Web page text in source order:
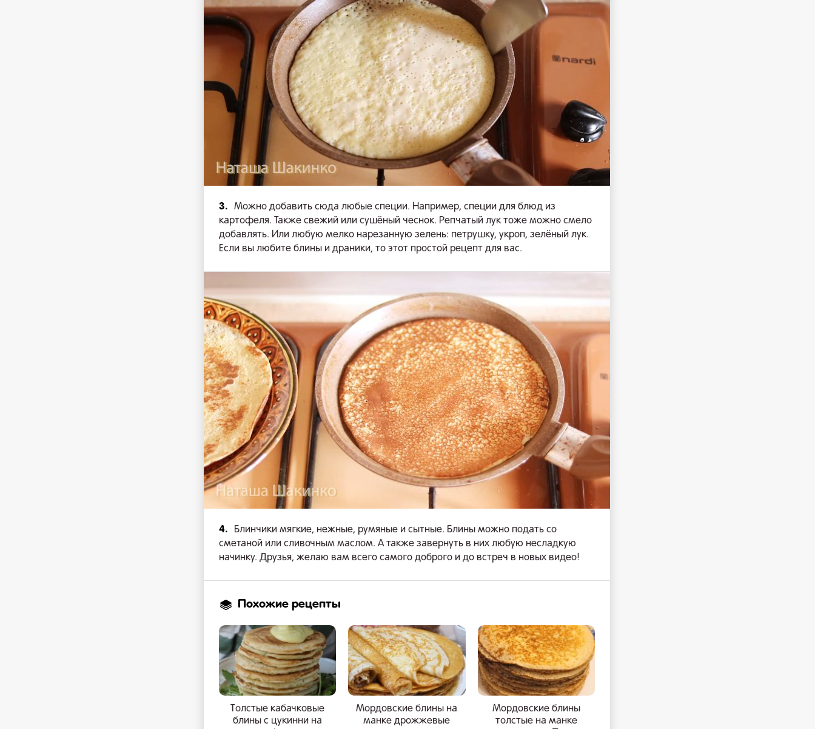
3.
Можно добавить сюда любые специи. Например, специи для блюд из
картофеля. Также свежий или сушёный чеснок. Репчатый лук тоже можно смело
добавлять. Или любую мелко нарезанную зелень: петрушку, укроп, зелёный лук.
Если вы любите блины и драники, то этот простой рецепт для вас.
4.
Блинчики мягкие, нежные, румяные и сытные. Блины можно подать со
сметаной или сливочным маслом. А также завернуть в них любую несладкую
начинку. Друзья, желаю вам всего самого доброго и до встреч в новых видео!
Похожие рецепты
Толстые кабачковые
блины с цукинни на
Мордовские блины на
манке дрожжевые
Мордовские блины
толстые на манке